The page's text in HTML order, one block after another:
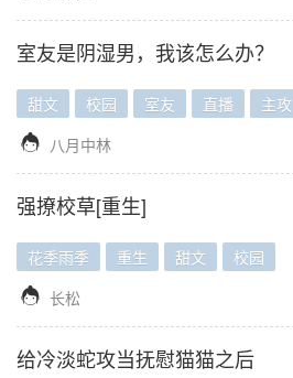
室友是阴湿男，我该怎么办？
甜文 校园 室友 直播 主攻
 八月中林
强撩校草[重生]
花季雨季 重生 甜文 校园
 长松
给冷淡蛇攻当抚慰猫猫之后